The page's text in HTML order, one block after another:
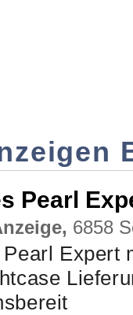
Pearl
6858
Expert